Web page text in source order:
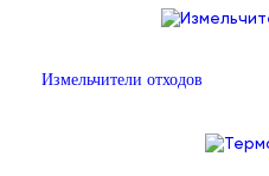
Измельчители отходов